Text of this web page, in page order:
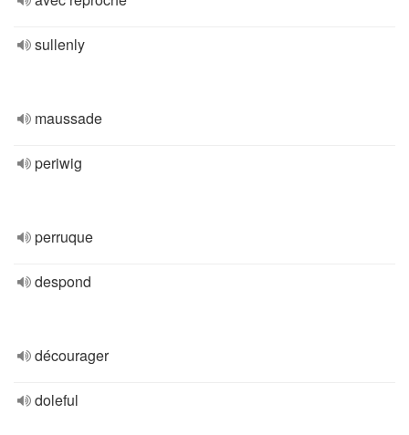
sullenly
maussade
periwig
perruque
despond
décourager
doleful